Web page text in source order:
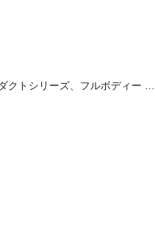
シリーズ、フルボディー …